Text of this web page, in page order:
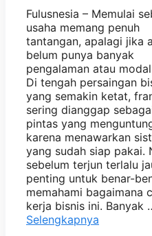
Fulusnesia – Memulai
usaha memang penuh
tantangan, apalagi jika
belum punya banyak
pengalaman atau
Di tengah persaingan
yang semakin ketat,
sering dianggap
pintas yang
karena menawarkan
yang sudah siap pakai.
sebelum terjun terlalu
penting untuk benar-
memahami bagaimana
kerja bisnis ini. Banyak
Selengkapnya